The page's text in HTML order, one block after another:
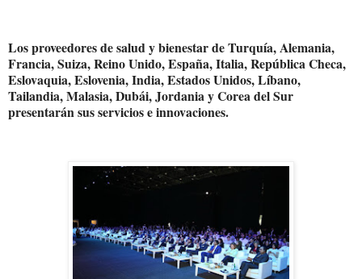
Los proveedores de salud y bienestar de Turquía, Alemania,
Francia, Suiza, Reino Unido, España, Italia, República Checa,
Eslovaquia, Eslovenia, India, Estados Unidos, Líbano,
Tailandia, Malasia, Dubái, Jordania y Corea del Sur
presentarán sus servicios e innovaciones.